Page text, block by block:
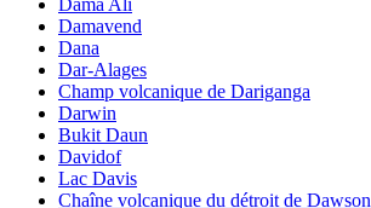
Damavend
Dana
Dar-Alages
Champ volcanique de Dariganga
Darwin
Bukit Daun
Davidof
Lac Davis
Chaîne volcanique du détroit de Dawson